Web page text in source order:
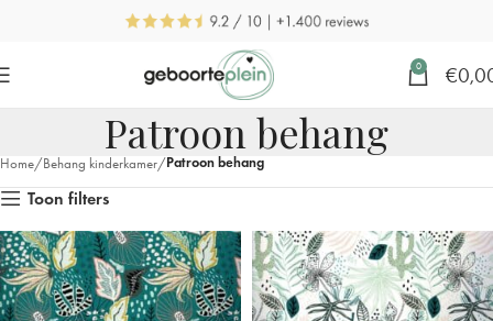
0 €
Patroon behang
Home Behang kinderkamer Patroon behang
Toon filters